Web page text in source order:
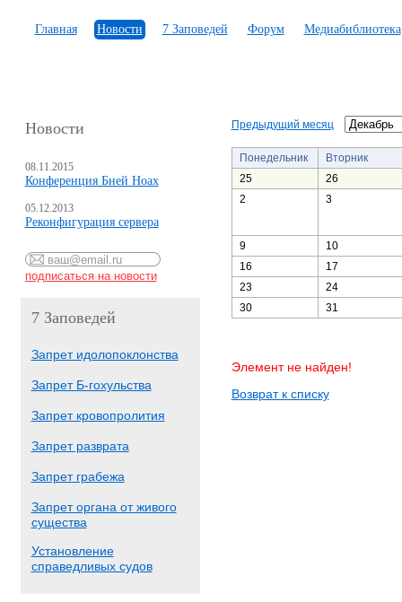
Главная Новости 7 Заповедей Форум Медиабиблиотека
Новости
08.11.2015
Конференция Бней Ноах
05.12.2013
Реконфигурация сервера
7 Заповедей
Запрет идолопоклонства
Запрет Б-гохульства
Запрет кровопролития
Запрет разврата
Запрет грабежа
Запрет органа от живого
существа
Установление
справедливых судов
Предыдущий месяц
Понедельник
Вторник
25
26
2
3
9
10
16
17
23
24
30
31
Элемент не найден!
Возврат к списку